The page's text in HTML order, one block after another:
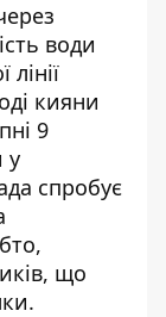
води
кияни
9
у
спробує
що